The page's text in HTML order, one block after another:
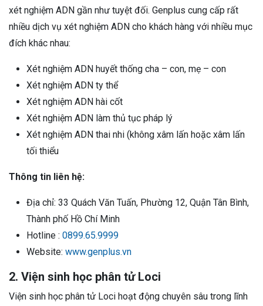
xét nghiệm ADN gần như tuyệt đối. Genplus cung cấp rất
nhiều dịch vụ xét nghiệm ADN cho khách hàng với nhiều mục
đích khác nhau:
Xét nghiệm ADN huyết thống cha – con, mẹ – con
Xét nghiệm ADN ty thể
Xét nghiệm ADN hài cốt
Xét nghiệm ADN làm thủ tục pháp lý
Xét nghiệm ADN thai nhi (không xâm lấn hoặc xâm lấn
tối thiểu
Thông tin liên hệ:
Địa chỉ: 33 Quách Văn Tuấn, Phường 12, Quận Tân Bình,
Thành phố Hồ Chí Minh
Hotline : 0899.65.9999
Website: www.genplus.vn
2. Viện sinh học phân tử Loci
Viện sinh học phân tử Loci hoạt động chuyên sâu trong lĩnh